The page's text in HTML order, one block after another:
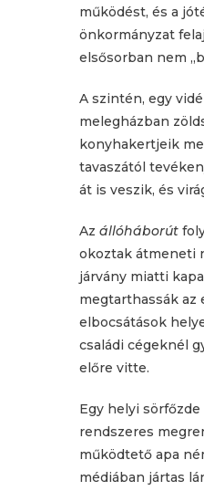
működést, és a
önkormányzat
elsősorban nem
A szintén, egy
melegházban
konyhakertjeik
tavaszától
át is veszik, és
Az állóháborút
okoztak átmeneti
járvány miatti
megtarthassák az
elbocsátások
családi cégeknél
előre vitte.
Egy helyi
rendszeres
működtető apa
médiában jártas